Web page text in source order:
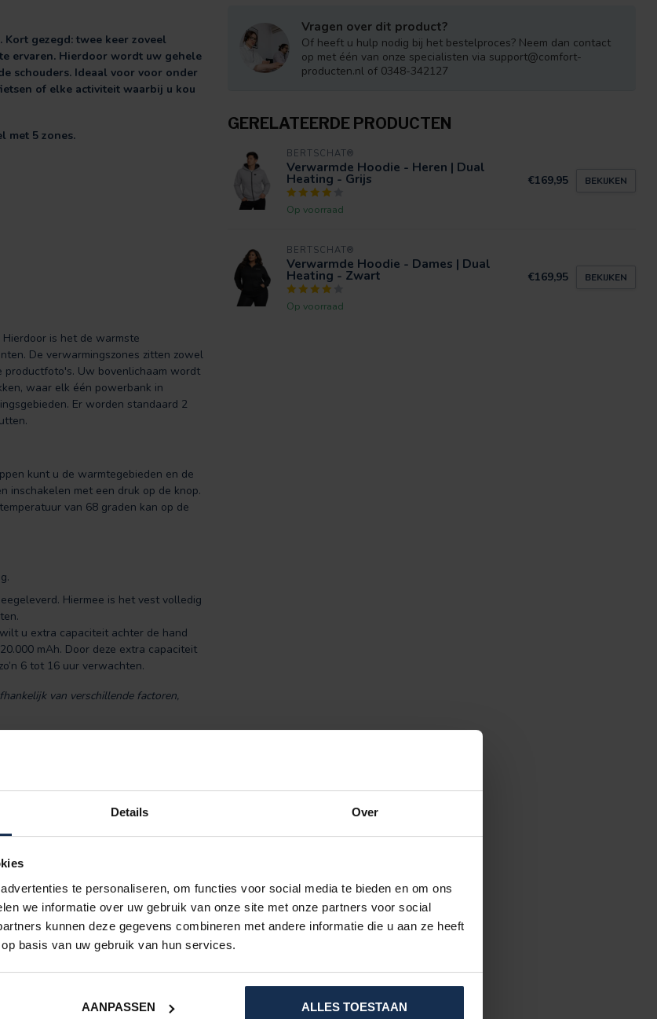
Details Over
te personaliseren, om functies voor social media te bieden en om ons
we informatie over uw gebruik van onze site met onze partners voor social
kunnen deze gegevens combineren met andere informatie die u aan ze heeft
basis van uw gebruik van hun services.
AANPASSEN ALLES TOESTAAN
gezegd: twee keer zoveel
ervaren. Hierdoor wordt uw gehele
schouders. Ideaal voor voor onder
of elke activiteit waarbij u kou
met 5 zones.
is het de warmste
De verwarmingszones zitten zowel
productfoto's. Uw bovenlichaam wordt
waar elk één powerbank in
Er worden standaard 2
kunt u de warmtegebieden en de
inschakelen met een druk op de knop.
van 68 graden kan op de
Hiermee is het vest volledig
u extra capaciteit achter de hand
mAh. Door deze extra capaciteit
6 tot 16 uur verwachten.
van verschillende factoren,
of (werk)jas. Dit zorgt tevens voor
voor iedereen en elke activiteit
fietsers, wintersporters,
warme binnenlaag.
Vragen over dit product?
Of heeft u hulp nodig bij het bestelproces? Neem dan contact
op met één van onze specialisten via support@comfort-
producten.nl of 0348-342127
GERELATEERDE PRODUCTEN
BERTSCHAT®
Verwarmde Hoodie - Heren | Dual
Heating - Grijs
Op voorraad
€169,95 BEKIJKEN
BERTSCHAT®
Verwarmde Hoodie - Dames | Dual
Heating - Zwart
Op voorraad
€169,95 BEKIJKEN